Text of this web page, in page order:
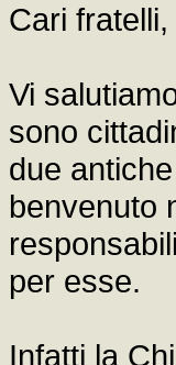
Cari
Vi
sono
due
benvenuto
per esse.
Infatti la